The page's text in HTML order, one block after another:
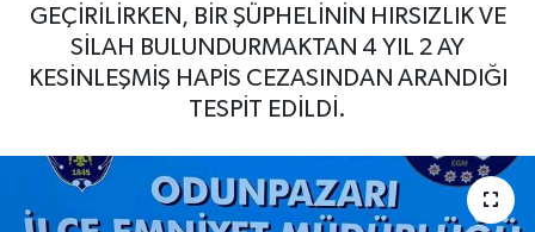
GEÇİRİLİRKEN, BİR ŞÜPHELİNİN HIRSIZLIK VE
SİLAH BULUNDURMAKTAN 4 YIL 2 AY
KESİNLEŞMİŞ HAPİS CEZASINDAN ARANDIĞI
TESPİT EDİLDİ.